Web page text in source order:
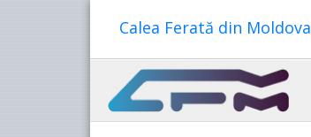
Calea Ferată din Moldova